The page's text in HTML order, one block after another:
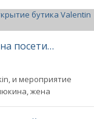
Анастасия Решетова, Дарья Клюкина и дочь Валентина Юдашкина посетили открытие бутика Valentin Yudashkin
и мероприятие
жена